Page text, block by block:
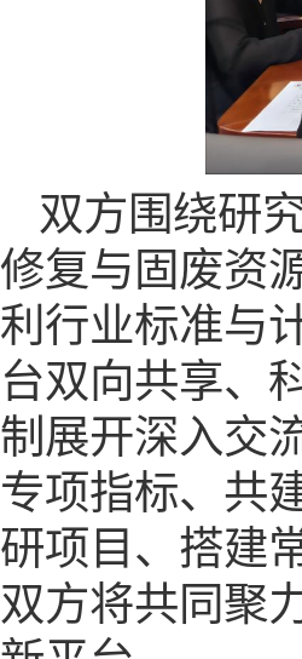
双方围绕研
修复与固废资
利行业标准与
台双向共享、
制展开深入交
专项指标、共
研项目、搭建
双方将共同聚